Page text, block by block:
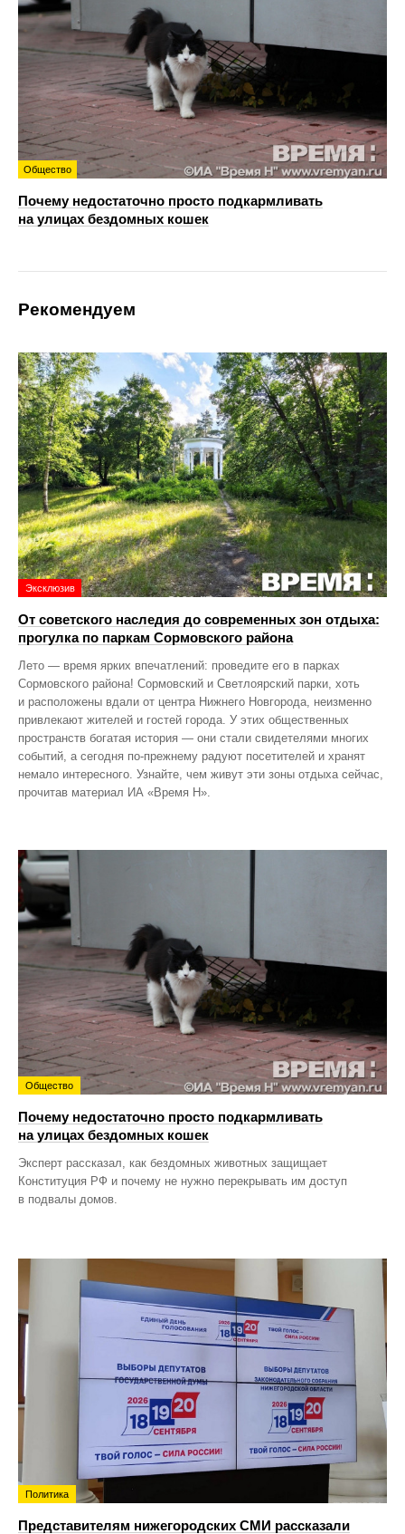
Общество
Почему недостаточно просто подкармливать
на улицах бездомных кошек
Рекомендуем
Эксклюзив
От советского наследия до современных зон отдыха:
прогулка по паркам Сормовского района
Лето — время ярких впечатлений: проведите его в парках
Сормовского района! Сормовский и Светлоярский парки, хоть
и расположены вдали от центра Нижнего Новгорода, неизменно
привлекают жителей и гостей города. У этих общественных
пространств богатая история — они стали свидетелями многих
событий, а сегодня по‑прежнему радуют посетителей и хранят
немало интересного. Узнайте, чем живут эти зоны отдыха сейчас,
прочитав материал ИА «Время Н».
Общество
Почему недостаточно просто подкармливать
на улицах бездомных кошек
Эксперт рассказал, как бездомных животных защищает
Конституция РФ и почему не нужно перекрывать им доступ
в подвалы домов.
Политика
Представителям нижегородских СМИ рассказали